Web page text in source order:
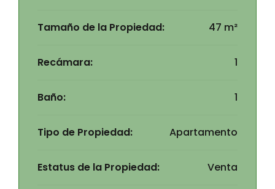
Tamaño de la Propiedad: 47 m²
Recámara: 1
Baño: 1
Tipo de Propiedad: Apartamento
Estatus de la Propiedad: Venta